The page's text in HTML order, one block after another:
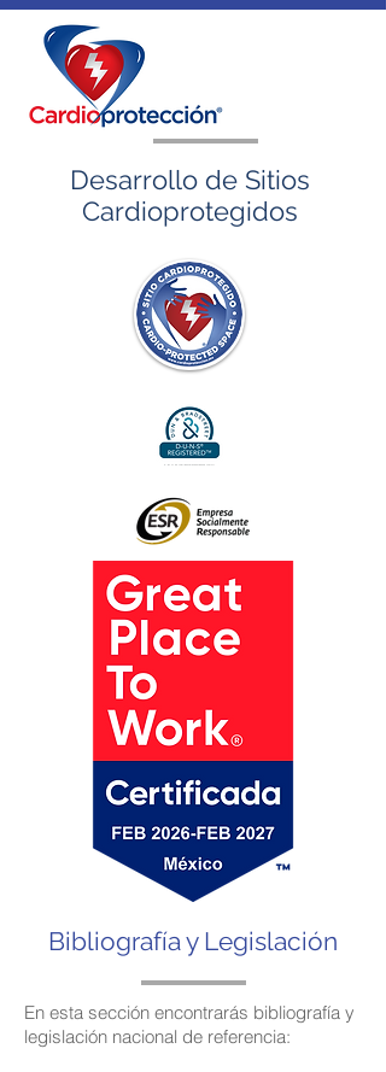
Desarrollo de Sitios
Cardioprotegidos
Bibliografía y Legislación
En esta sección encontrarás bibliografía y
legislación nacional de referencia: